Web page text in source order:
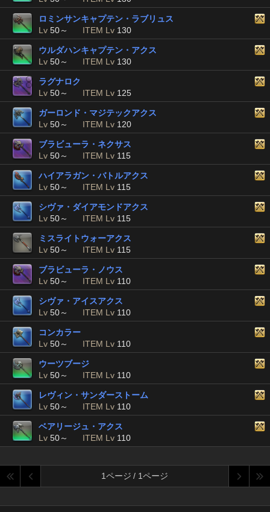
ロミンサンキャプテン・ラブリュス
Lv 50～ ITEM Lv 130
ウルダハンキャプテン・アクス
Lv 50～ ITEM Lv 130
ラグナロク
Lv 50～ ITEM Lv 125
ガーロンド・マジテックアクス
Lv 50～ ITEM Lv 120
ブラビューラ・ネクサス
Lv 50～ ITEM Lv 115
ハイアラガン・バトルアクス
Lv 50～ ITEM Lv 115
シヴァ・ダイアモンドアクス
Lv 50～ ITEM Lv 115
ミスライトウォーアクス
Lv 50～ ITEM Lv 115
ブラビューラ・ノウス
Lv 50～ ITEM Lv 110
シヴァ・アイスアクス
Lv 50～ ITEM Lv 110
コンカラー
Lv 50～ ITEM Lv 110
ウーツブージ
Lv 50～ ITEM Lv 110
レヴィン・サンダーストーム
Lv 50～ ITEM Lv 110
ベアリージュ・アクス
Lv 50～ ITEM Lv 110
1ページ / 1ページ